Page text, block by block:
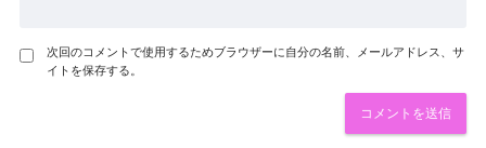
次回のコメントで使用するためブラウザーに自分の名前、メールアドレス、サ
イトを保存する。